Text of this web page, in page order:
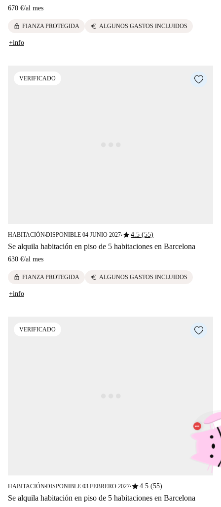
670 €/al mes
lock FIANZA PROTEGIDA euro ALGUNOS GASTOS INCLUIDOS
+info
VERIFICADO
HABITACIÓN■DISPONIBLE 04 JUNIO 2027■star4.5 (55)
Se alquila habitación en piso de 5 habitaciones en Barcelona
630 €/al mes
lock FIANZA PROTEGIDA euro ALGUNOS GASTOS INCLUIDOS
+info
VERIFICADO
HABITACIÓN■DISPONIBLE 03 FEBRERO 2027■star4.5 (55)
Se alquila habitación en piso de 5 habitaciones en Barcelona